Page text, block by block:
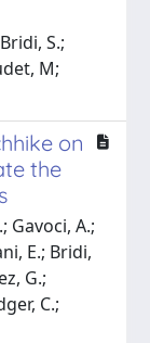
S.;
M;
on
the
Gavoci, A.;
E.; Bridi,
G.;
C.;